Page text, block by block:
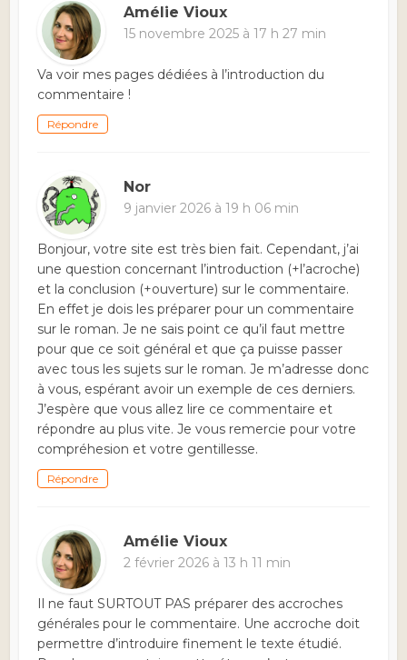
Amélie Vioux
15 novembre 2025 à 17 h 27 min
Va voir mes pages dédiées à l’introduction du
commentaire !
Répondre
Nor
9 janvier 2026 à 19 h 06 min
Bonjour, votre site est très bien fait. Cependant, j’ai
une question concernant l’introduction (+l’acroche)
et la conclusion (+ouverture) sur le commentaire.
En effet je dois les préparer pour un commentaire
sur le roman. Je ne sais point ce qu’il faut mettre
pour que ce soit général et que ça puisse passer
avec tous les sujets sur le roman. Je m’adresse donc
à vous, espérant avoir un exemple de ces derniers.
J’espère que vous allez lire ce commentaire et
répondre au plus vite. Je vous remercie pour votre
compréhesion et votre gentillesse.
Répondre
Amélie Vioux
2 février 2026 à 13 h 11 min
Il ne faut SURTOUT PAS préparer des accroches
générales pour le commentaire. Une accroche doit
permettre d’introduire finement le texte étudié.